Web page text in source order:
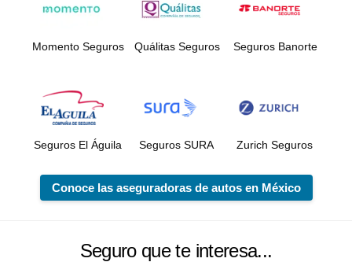
Momento Seguros Quálitas Seguros Seguros Banorte
Seguros El Águila Seguros SURA Zurich Seguros
Conoce las aseguradoras de autos en México
Seguro que te interesa...